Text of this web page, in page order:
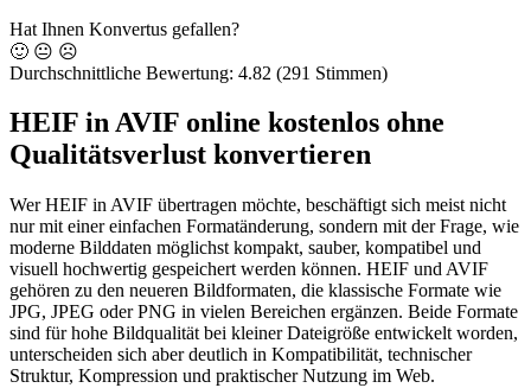
Hat Ihnen Konvertus gefallen?
🙂 😐 ☹️
Durchschnittliche Bewertung: 4.82 (291 Stimmen)
HEIF in AVIF online kostenlos ohne
Qualitätsverlust konvertieren
Wer HEIF in AVIF übertragen möchte, beschäftigt sich meist nicht
nur mit einer einfachen Formatänderung, sondern mit der Frage, wie
moderne Bilddaten möglichst kompakt, sauber, kompatibel und
visuell hochwertig gespeichert werden können. HEIF und AVIF
gehören zu den neueren Bildformaten, die klassische Formate wie
JPG, JPEG oder PNG in vielen Bereichen ergänzen. Beide Formate
sind für hohe Bildqualität bei kleiner Dateigröße entwickelt worden,
unterscheiden sich aber deutlich in Kompatibilität, technischer
Struktur, Kompression und praktischer Nutzung im Web.